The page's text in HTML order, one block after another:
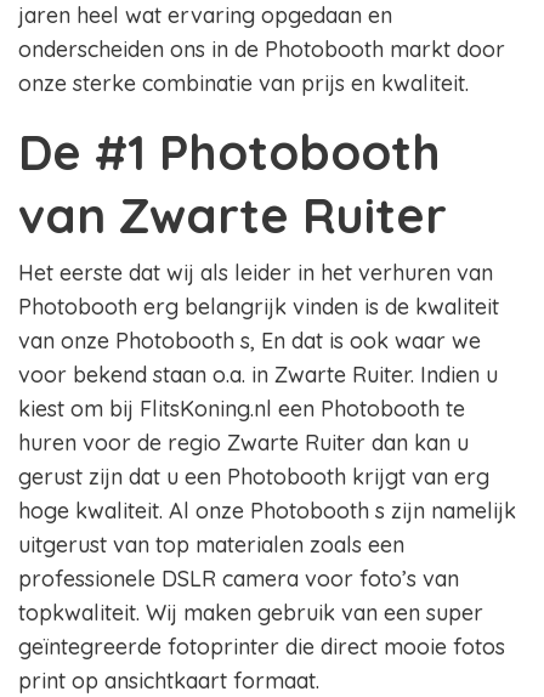
jaren heel wat ervaring opgedaan en
onderscheiden ons in de Photobooth markt door
onze sterke combinatie van prijs en kwaliteit.
De #1 Photobooth
van Zwarte Ruiter
Het eerste dat wij als leider in het verhuren van
Photobooth erg belangrijk vinden is de kwaliteit
van onze Photobooth s, En dat is ook waar we
voor bekend staan o.a. in Zwarte Ruiter. Indien u
kiest om bij FlitsKoning.nl een Photobooth te
huren voor de regio Zwarte Ruiter dan kan u
gerust zijn dat u een Photobooth krijgt van erg
hoge kwaliteit. Al onze Photobooth s zijn namelijk
uitgerust van top materialen zoals een
professionele DSLR camera voor foto’s van
topkwaliteit. Wij maken gebruik van een super
geïntegreerde fotoprinter die direct mooie fotos
print op ansichtkaart formaat.